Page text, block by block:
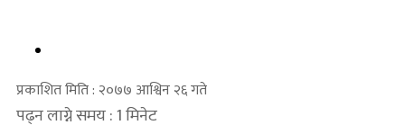
प्रकाशित मिति : २०७७ आश्विन २६ गते
पढ्न लाग्ने समय : 1 मिनेट